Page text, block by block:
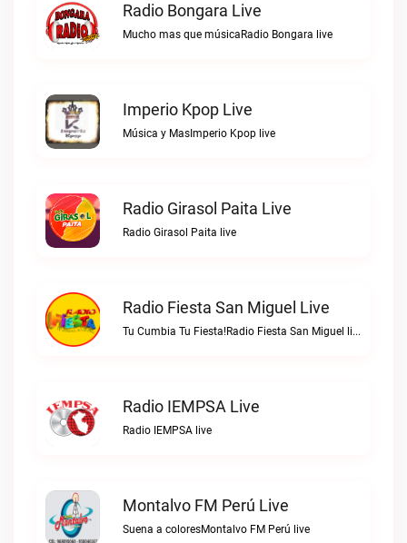
Radio Bongara Live
Mucho mas que músicaRadio Bongara live
Imperio Kpop Live
Música y MasImperio Kpop live
Radio Girasol Paita Live
Radio Girasol Paita live
Radio Fiesta San Miguel Live
Tu Cumbia Tu Fiesta!Radio Fiesta San Miguel live
Radio IEMPSA Live
Radio IEMPSA live
Montalvo FM Perú Live
Suena a coloresMontalvo FM Perú live